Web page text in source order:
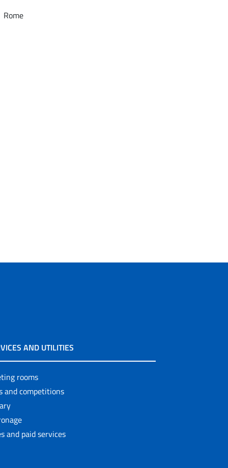
AND UTILITIES
rooms
and competitions
and paid services